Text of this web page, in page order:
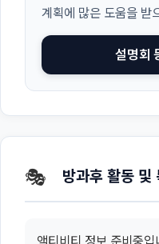
계획에 많은 도움을 받
설명회
🎭 방과후 활동 및
액티비티 정보 준비중입